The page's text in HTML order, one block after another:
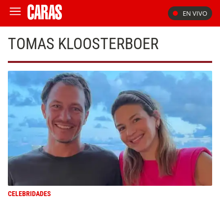
EN VIVO
TOMAS KLOOSTERBOER
CELEBRIDADES